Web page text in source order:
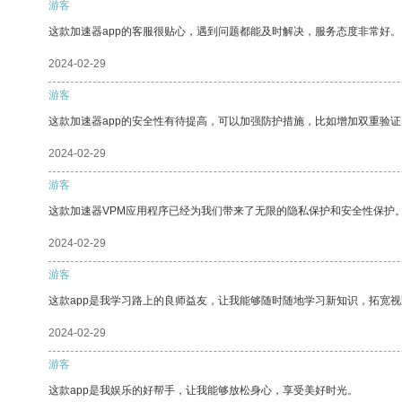
游客
这款加速器app的客服很贴心，遇到问题都能及时解决，服务态度非常好。
2024-02-29
游客
这款加速器app的安全性有待提高，可以加强防护措施，比如增加双重验证
2024-02-29
游客
这款加速器VPM应用程序已经为我们带来了无限的隐私保护和安全性保护。
2024-02-29
游客
这款app是我学习路上的良师益友，让我能够随时随地学习新知识，拓宽视
2024-02-29
游客
这款app是我娱乐的好帮手，让我能够放松身心，享受美好时光。